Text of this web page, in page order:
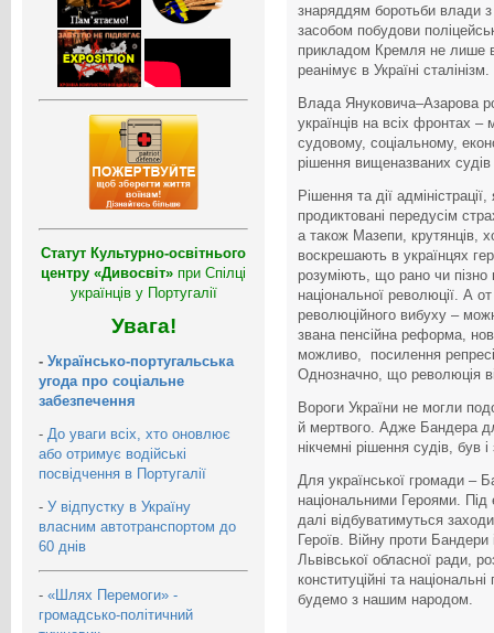
Статут Культурно-освітнього
центру «Дивосвіт» при Спілці
українців у Португалії
Увага!
- Українсько-португальська
угода про соціальне
забезпечення
- До уваги всіх, хто оновлює
або отримує водійські
посвідчення в Португалії
- У відпустку в Україну
власним автотранспортом до
60 днів
- «Шлях Перемоги» -
громадсько-політичний
знаряддям боротьби влади
засобом побудови
прикладом Кремля не лише
реанімує в Україні сталінізм.
Влада Януковича–Азарова
українців на всіх фронтах –
судовому, соціальному,
рішення вищеназваних судів
Рішення та дії
продиктовані передусім
а також Мазепи, крутянців,
воскрешають в українцях
розуміють, що рано чи
національної революції. А
революційного вибуху –
звана пенсійна реформа,
можливо, посилення
Однозначно, що революція
Вороги України не могли
й мертвого. Адже Бандера
нікчемні рішення судів, був
Для української громади –
національними Героями. Під
далі відбуватимуться
Героїв. Війну проти
Львівської обласної ради,
конституційні та
будемо з нашим народом.